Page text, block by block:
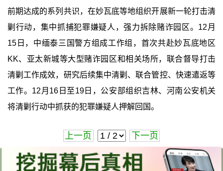
前期达成的系列共识，在妙瓦底等地组织开展新一轮打击清
剿行动，集中抓捕犯罪嫌疑人，强力拆除赌诈园区。12月
15日，中缅泰三国警方组成工作组，首次共赴妙瓦底地区
KK、亚太新城等大型赌诈园区和相关场所，联合督导打击
清剿工作成效，研究后续集中清剿、联合管控、快速遣返等
工作。12月16日至19日，公安部组织吉林、河南公安机关
将清剿行动中抓获的犯罪嫌疑人押解回国。
上一页 下一页